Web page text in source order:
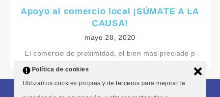
Apoyo al comercio local ¡SÚMATE A LA
CAUSA!
mayo 28, 2020
El comercio de proximidad, el bien más preciado p
Condiciones generales Aviso legal
Política de cookies
Utilizamos cookies propias y de terceros para mejorar la